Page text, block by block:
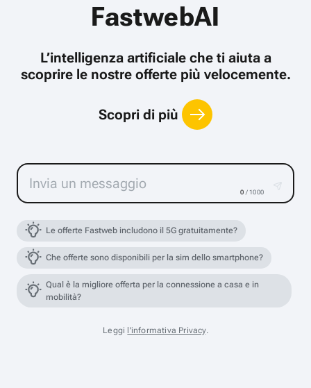
FastwebAI
L’intelligenza artificiale che ti aiuta a
scoprire le nostre offerte più velocemente.
Scopri di più
0 / 1000
Le offerte Fastweb includono il 5G gratuitamente?
Che offerte sono disponibili per la sim dello smartphone?
Qual è la migliore offerta per la connessione a casa e in
mobilità?
Leggi l'informativa Privacy.